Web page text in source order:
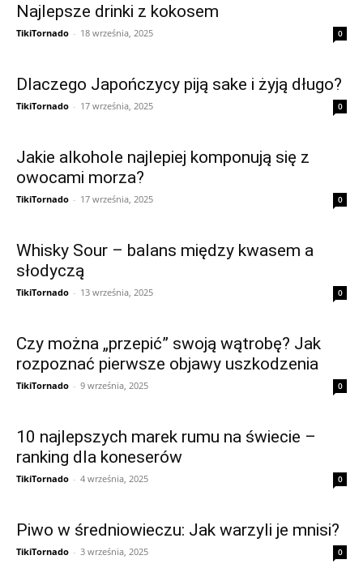
Najlepsze drinki z kokosem
TikiTornado - 18 września, 2025 0
Dlaczego Japończycy piją sake i żyją długo?
TikiTornado - 17 września, 2025 0
Jakie alkohole najlepiej komponują się z
owocami morza?
TikiTornado - 17 września, 2025 0
Whisky Sour – balans między kwasem a
słodyczą
TikiTornado - 13 września, 2025 0
Czy można „przepić” swoją wątrobę? Jak
rozpoznać pierwsze objawy uszkodzenia
TikiTornado - 9 września, 2025 0
10 najlepszych marek rumu na świecie –
ranking dla koneserów
TikiTornado - 4 września, 2025 0
Piwo w średniowieczu: Jak warzyli je mnisi?
TikiTornado - 3 września, 2025 0